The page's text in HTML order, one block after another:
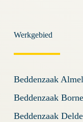
Werkgebied
Beddenzaak
Beddenzaak Borne
Beddenzaak